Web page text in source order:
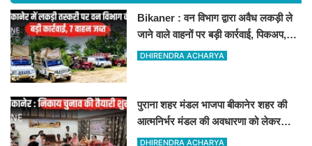
Bikaner : वन विभाग द्वारा अवैध लकड़ी ले
जाने वाले वाहनों पर बड़ी कार्रवाई, पिकअप,
ट्रैक्टर और ट्रक जब्त!
DHIRENDRA ACHARYA
पुराना शहर मंडल भाजपा बीकानेर शहर की
आत्मनिर्भर मंडल की अवधारणा को लेकर
मासिक एवं निकाय चुनाव की तैयारी बैठक
DHIRENDRA ACHARYA